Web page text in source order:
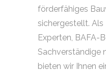
förderfähiges
sichergestellt. Als
Experten, BAFA-
Sachverständige
bieten wir Ihnen